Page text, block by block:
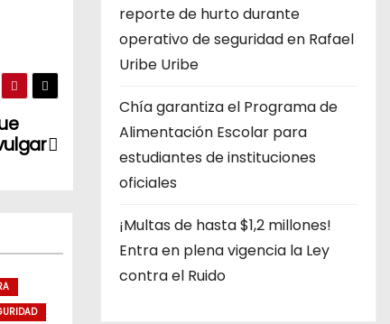
reporte de hurto durante
operativo de seguridad en Rafael
Uribe Uribe
Chía garantiza el Programa de
Alimentación Escolar para
estudiantes de instituciones
oficiales
¡Multas de hasta $1,2 millones!
Entra en plena vigencia la Ley
contra el Ruido